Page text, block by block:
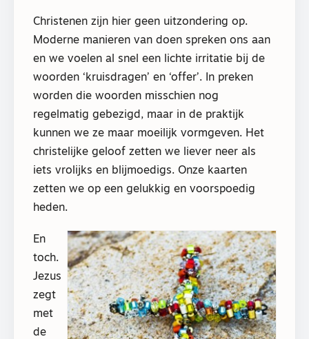
Christenen zijn hier geen uitzondering op.
Moderne manieren van doen spreken ons aan
en we voelen al snel een lichte irritatie bij de
woorden ‘kruisdragen’ en ‘offer’. In preken
worden die woorden misschien nog
regelmatig gebezigd, maar in de praktijk
kunnen we ze maar moeilijk vormgeven. Het
christelijke geloof zetten we liever neer als
iets vrolijks en blijmoedigs. Onze kaarten
zetten we op een gelukkig en voorspoedig
heden.
En
toch.
Jezus
zegt
met
de